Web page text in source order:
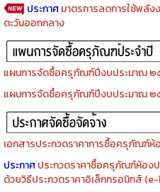
ประกาศมาตรการลดการใช้พลั
ตะวันออกกลาง
แผนการจัดซื้อครุภัณฑ์ปีงบประมาณ
แผนการจัดซื้อครุภัณฑ์ปีงบประมาณ
เอกสารประกวดราคาการซื้อครุภัณฑ์
ประกาศประกวดราคาซื้อครุภัณฑ์ห้อง
ด้วยวิธีประกวดราคาอิเล็กทรอนิกส์